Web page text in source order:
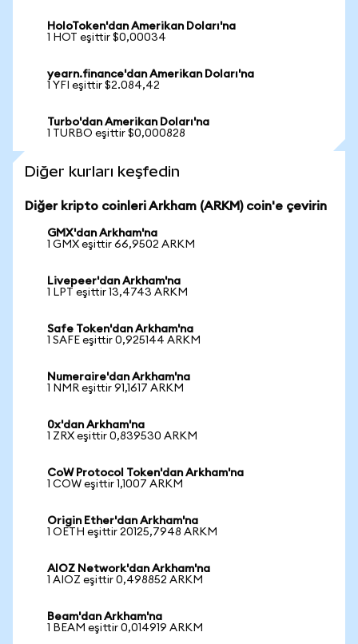
HoloToken'dan Amerikan Doları'na
1 HOT eşittir $0,00034
yearn.finance'dan Amerikan Doları'na
1 YFI eşittir $2.084,42
Turbo'dan Amerikan Doları'na
1 TURBO eşittir $0,000828
Diğer kurları keşfedin
Diğer kripto coinleri Arkham (ARKM) coin'e çevirin
GMX'dan Arkham'na
1 GMX eşittir 66,9502 ARKM
Livepeer'dan Arkham'na
1 LPT eşittir 13,4743 ARKM
Safe Token'dan Arkham'na
1 SAFE eşittir 0,925144 ARKM
Numeraire'dan Arkham'na
1 NMR eşittir 91,1617 ARKM
0x'dan Arkham'na
1 ZRX eşittir 0,839530 ARKM
CoW Protocol Token'dan Arkham'na
1 COW eşittir 1,1007 ARKM
Origin Ether'dan Arkham'na
1 OETH eşittir 20125,7948 ARKM
AIOZ Network'dan Arkham'na
1 AIOZ eşittir 0,498852 ARKM
Beam'dan Arkham'na
1 BEAM eşittir 0,014919 ARKM